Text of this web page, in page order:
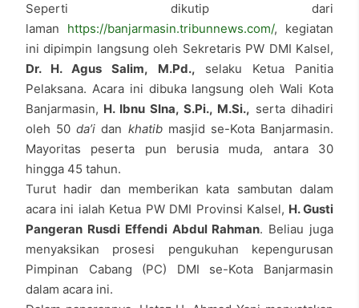
Seperti dikutip dari
laman https://banjarmasin.tribunnews.com/, kegiatan
ini dipimpin langsung oleh Sekretaris PW DMI Kalsel,
Dr. H. Agus Salim, M.Pd., selaku Ketua Panitia
Pelaksana. Acara ini dibuka langsung oleh Wali Kota
Banjarmasin, H. Ibnu SIna, S.Pi., M.Si., serta dihadiri
oleh 50da’i dan khatibmasjid se-Kota Banjarmasin.
Mayoritas peserta pun berusia muda, antara 30
hingga 45 tahun.
Turut hadir dan memberikan kata sambutan dalam
acara ini ialah Ketua PW DMI Provinsi Kalsel, H. Gusti
Pangeran Rusdi Effendi Abdul Rahman. Beliau juga
menyaksikan prosesi pengukuhan kepengurusan
Pimpinan Cabang (PC) DMI se-Kota Banjarmasin
dalam acara ini.